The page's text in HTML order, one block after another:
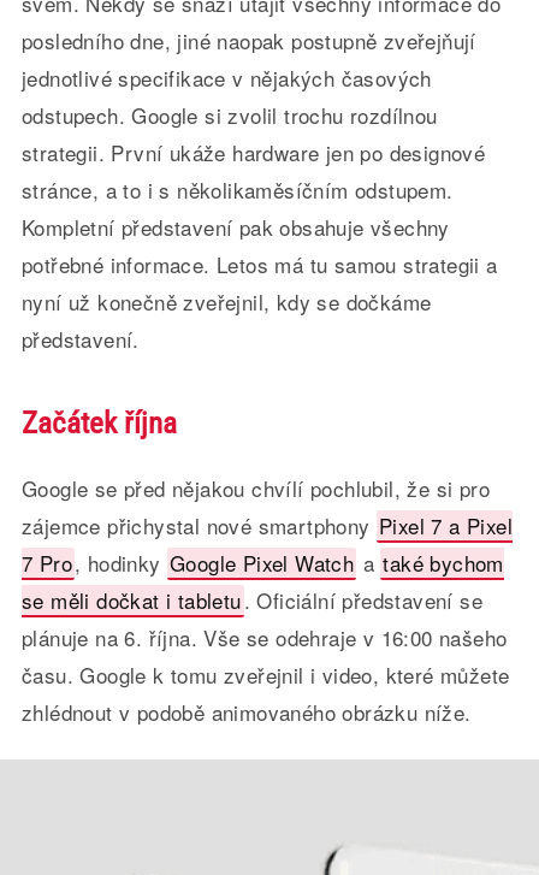
posledního dne, jiné naopak postupně zveřejňují
jednotlivé specifikace v nějakých časových
odstupech. Google si zvolil trochu rozdílnou
strategii. První ukáže hardware jen po designové
stránce, a to i s několikaměsíčním odstupem.
Kompletní představení pak obsahuje všechny
potřebné informace. Letos má tu samou strategii a
nyní už konečně zveřejnil, kdy se dočkáme
představení.
Začátek října
Google se před nějakou chvílí pochlubil, že si pro
zájemce přichystal nové smartphony Pixel 7 a Pixel
7 Pro, hodinky Google Pixel Watch a také bychom
se měli dočkat i tabletu. Oficiální představení se
plánuje na 6. října. Vše se odehraje v 16:00 našeho
času. Google k tomu zveřejnil i video, které můžete
zhlédnout v podobě animovaného obrázku níže.